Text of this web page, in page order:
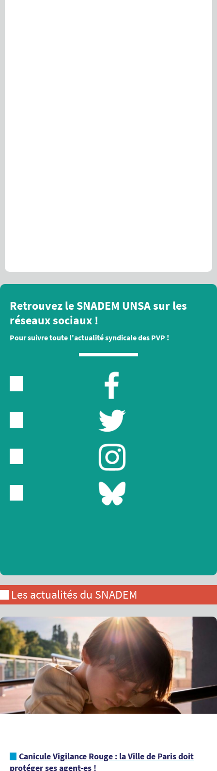
Retrouvez le SNADEM UNSA sur les
réseaux sociaux !
Pour suivre toute l'actualité syndicale des PVP !
Les actualités du SNADEM
Canicule Vigilance Rouge : la Ville de Paris doit
protéger ses agent-es !